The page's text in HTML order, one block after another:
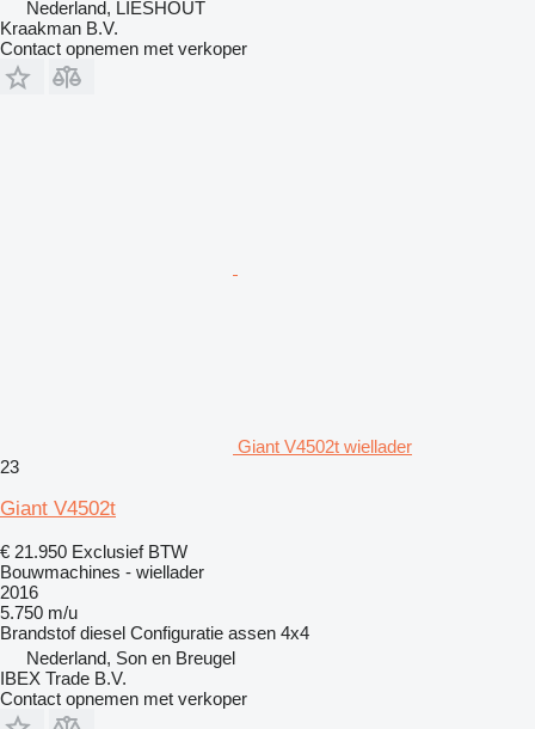
Nederland, LIESHOUT
Kraakman B.V.
Contact opnemen met verkoper
Giant V4502t wiellader
23
Giant V4502t
€ 21.950 Exclusief BTW
Bouwmachines - wiellader
2016
5.750 m/u
Brandstof diesel Configuratie assen 4x4
Nederland, Son en Breugel
IBEX Trade B.V.
Contact opnemen met verkoper